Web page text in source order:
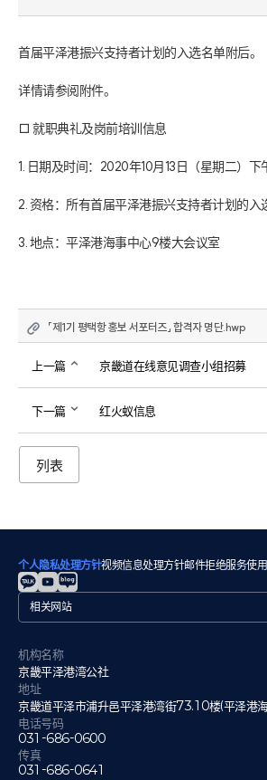
首届平泽港振兴支持者计划的入选名单附后。
详情请参阅附件。
□ 就职典礼及岗前培训信息
1. 日期及时间：2020年10月13日（星期二）
2. 资格：所有首届平泽港振兴支持者计划的入
3. 地点：平泽港海事中心9楼大会议室
「제1기 평택항 홍보 서포터즈」 합격자 명단.hwp
上一篇 京畿道在线意见调查小组招募
下一篇 红火蚁信息
列表
个人隐私处理方针视频信息处理方针邮件拒绝服务使
관
련
이
트
机构名称
京畿平泽港湾公社
地址
京畿道平泽市浦升邑平泽港湾街73.10楼(平泽港
电话号码
031-686-0600
传真
031-686-0641